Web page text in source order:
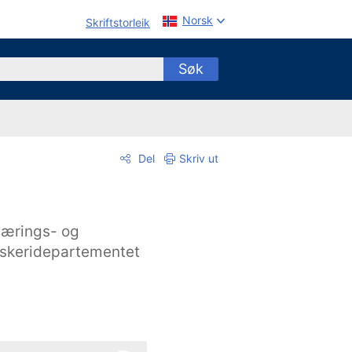
Skriftstorleik Norsk
Søk
Del Skriv ut
og